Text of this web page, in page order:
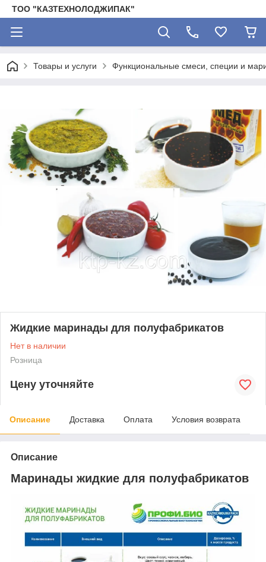
ТОО "КАЗТЕХНОЛОДЖИПАК"
Товары и услуги Функциональные смеси, специи и
Жидкие маринады для полуфабрикатов
Нет в наличии
Розница
Цену уточняйте
Описание Доставка Оплата Условия возврата
Описание
Маринады жидкие для полуфабрикатов